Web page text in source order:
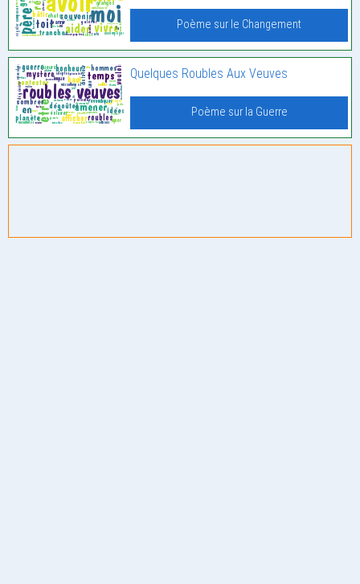
Poème sur le Changement
Quelques Roubles Aux Veuves
Poème sur la Guerre